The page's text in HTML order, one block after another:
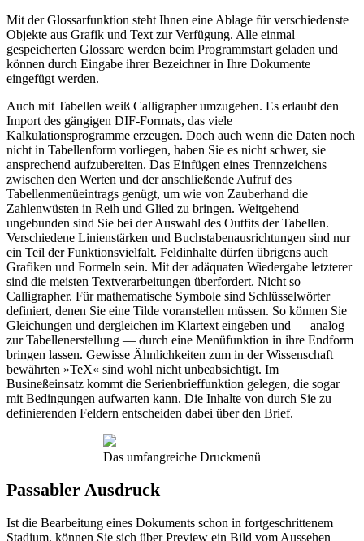
Mit der Glossarfunktion steht Ihnen eine Ablage für verschiedenste
Objekte aus Grafik und Text zur Verfügung. Alle einmal
gespeicherten Glossare werden beim Programmstart geladen und
können durch Eingabe ihrer Bezeichner in Ihre Dokumente
eingefügt werden.
Auch mit Tabellen weiß Calligrapher umzugehen. Es erlaubt den
Import des gängigen DIF-Formats, das viele
Kalkulationsprogramme erzeugen. Doch auch wenn die Daten noch
nicht in Tabellenform vorliegen, haben Sie es nicht schwer, sie
ansprechend aufzubereiten. Das Einfügen eines Trennzeichens
zwischen den Werten und der anschließende Aufruf des
Tabellenmenüeintrags genügt, um wie von Zauberhand die
Zahlenwüsten in Reih und Glied zu bringen. Weitgehend
ungebunden sind Sie bei der Auswahl des Outfits der Tabellen.
Verschiedene Linienstärken und Buchstabenausrichtungen sind nur
ein Teil der Funktionsvielfalt. Feldinhalte dürfen übrigens auch
Grafiken und Formeln sein. Mit der adäquaten Wiedergabe letzterer
sind die meisten Textverarbeitungen überfordert. Nicht so
Calligrapher. Für mathematische Symbole sind Schlüsselwörter
definiert, denen Sie eine Tilde voranstellen müssen. So können Sie
Gleichungen und dergleichen im Klartext eingeben und — analog
zur Tabellenerstellung — durch eine Menüfunktion in ihre Endform
bringen lassen. Gewisse Ähnlichkeiten zum in der Wissenschaft
bewährten »TeX« sind wohl nicht unbeabsichtigt. Im
Busineßeinsatz kommt die Serienbrieffunktion gelegen, die sogar
mit Bedingungen aufwarten kann. Die Inhalte von durch Sie zu
definierenden Feldern entscheiden dabei über den Brief.
Das umfangreiche Druckmenü
Passabler Ausdruck
Ist die Bearbeitung eines Dokuments schon in fortgeschrittenem
Stadium, können Sie sich über Preview ein Bild vom Aussehen